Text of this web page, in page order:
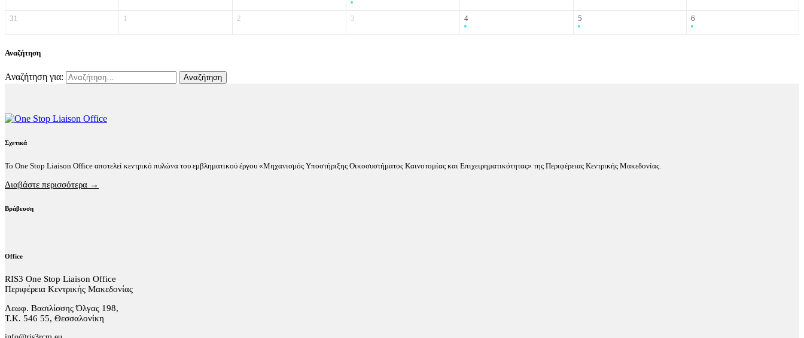
31 1 2 3 4 5 6
Αναζήτηση
Αναζήτηση για:
Σχετικά
Το One Stop Liaison Office αποτελεί κεντρικό πυλώνα του εμβληματικού έργου «Μηχανισμός Υποστήριξης Οικοσυστήματος Καινοτομίας και Επιχειρηματικότητας» της Περιφέρειας Κεντρικής Μακεδονίας.
Διαβάστε περισσότερα →
Βράβευση
Office
RIS3 One Stop Liaison Office
Περιφέρεια Κεντρικής Μακεδονίας
Λεωφ. Βασιλίσσης Όλγας 198,
Τ.Κ. 546 55, Θεσσαλονίκη